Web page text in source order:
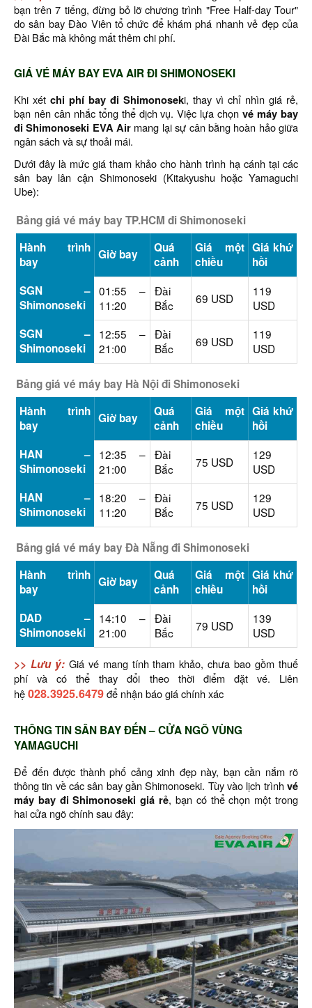
bạn trên 7 tiếng, đừng bỏ lỡ chương trình "Free Half-day Tour"
do sân bay Đào Viên tổ chức để khám phá nhanh vẻ đẹp của
Đài Bắc mà không mất thêm chi phí.
GIÁ VÉ MÁY BAY EVA AIR ĐI SHIMONOSEKI
Khi xét chi phí bay đi Shimonoseki, thay vì chỉ nhìn giá rẻ,
bạn nên cân nhắc tổng thể dịch vụ. Việc lựa chọnvé máy bay
đi Shimonoseki EVA Air mang lại sự cân bằng hoàn hảo giữa
ngân sách và sự thoải mái.
Dưới đây là mức giá tham khảo cho hành trình hạ cánh tại các
sân bay lân cận Shimonoseki (Kitakyushu hoặc Yamaguchi
Ube):
Bảng giá vé máy bay TP.HCM đi Shimonoseki
Hành trình
bay
Giờ bay
Quá
cảnh
Giá một
chiều
Giá khứ
hồi
SGN –
Shimonoseki
01:55 –
11:20
Đài
Bắc
69 USD
119
USD
SGN –
Shimonoseki
12:55 –
21:00
Đài
Bắc
69 USD
119
USD
Bảng giá vé máy bay Hà Nội đi Shimonoseki
Hành trình
bay
Giờ bay
Quá
cảnh
Giá một
chiều
Giá khứ
hồi
HAN –
Shimonoseki
12:35 –
21:00
Đài
Bắc
75 USD
129
USD
HAN –
Shimonoseki
18:20 –
11:20
Đài
Bắc
75 USD
129
USD
Bảng giá vé máy bay Đà Nẵng đi Shimonoseki
Hành trình
bay
Giờ bay
Quá
cảnh
Giá một
chiều
Giá khứ
hồi
DAD –
Shimonoseki
14:10 –
21:00
Đài
Bắc
79 USD
139
USD
>> Lưu ý:Giá vé mang tính tham khảo, chưa bao gồm thuế
phí và có thể thay đổi theo thời điểm đặt vé. Liên
hệ028.3925.6479để nhận báo giá chính xác
THÔNG TIN SÂN BAY ĐẾN – CỬA NGÕ VÙNG
YAMAGUCHI
Để đến được thành phố cảng xinh đẹp này, bạn cần nắm rõ
thông tin về các sân bay gần Shimonoseki. Tùy vào lịch trìnhvé
máy bay đi Shimonoseki giá rẻ, bạn có thể chọn một trong
hai cửa ngõ chính sau đây: